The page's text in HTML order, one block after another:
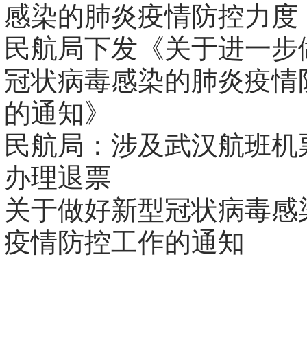
感染的肺炎疫情防控力度
民航局下发《关于进一
冠状病毒感染的肺炎疫情
的通知》
民航局：涉及武汉航班
办理退票
关于做好新型冠状病毒感
疫情防控工作的通知